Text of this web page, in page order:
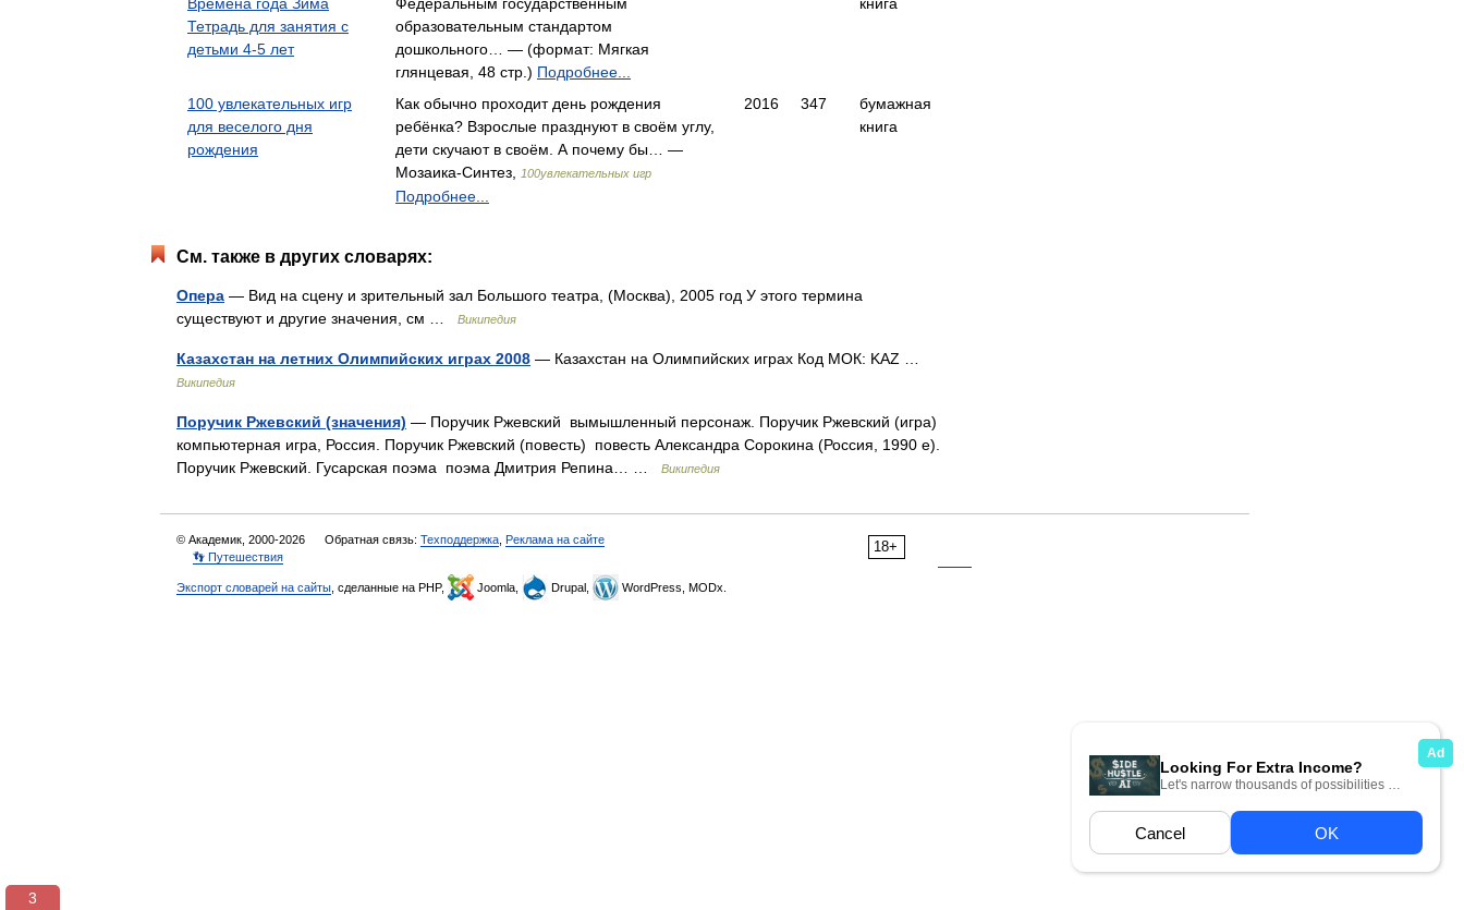
Тетрадь для занятия с
детьми 4-5 лет
образовательным стандартом
дошкольного… — (формат: Мягкая
глянцевая, 48 стр.) Подробнее...
100 увлекательных игр
для веселого дня
рождения
Как обычно проходит день рождения
ребёнка? Взрослые празднуют в своём углу,
дети скучают в своём. А почему бы… —
Мозаика-Синтез,
100увлекательных игр
Подробнее...
2016 347
бумажная
книга
См. также в других словарях:
Опера — Вид на сцену и зрительный зал Большого театра, (Москва), 2005 год У этого термина
существуют и другие значения, см …
Википедия
Казахстан на летних Олимпийских играх 2008 — Казахстан на Олимпийских играх Код МОК: KAZ …
Википедия
Поручик Ржевский (значения) — Поручик Ржевский вымышленный персонаж. Поручик Ржевский (игра)
компьютерная игра, Россия. Поручик Ржевский (повесть) повесть Александра Сорокина (Россия, 1990 е).
Поручик Ржевский. Гусарская поэма поэма Дмитрия Репина… …
Википедия
18+
© Академик, 2000-2026 Обратная связь: Техподдержка Реклама на сайте
👣 Путешествия
Экспорт словарей на сайты , сделанные на PHP, Joomla, Drupal, WordPress, MODx.
3